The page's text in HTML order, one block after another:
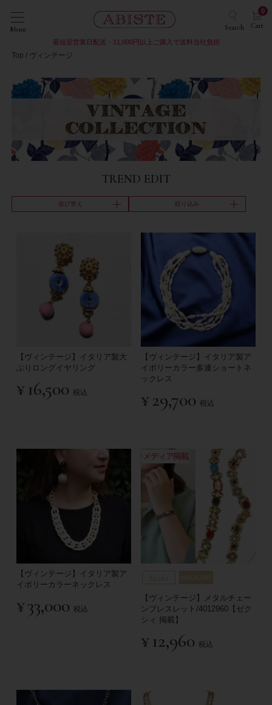
Menu Search Cart
0
最短翌営業日配送・11,000円以上ご購入で送料当社負担
Top ヴィンテージ
TREND EDIT
並び替え 絞り込み
【ヴィンテージ】イタリア製大
ぶりロングイヤリング
¥ 16,500 税込
【ヴィンテージ】イタリア製ア
イボリーカラー多連ショートネ
ックレス
¥29,700 税込
【ヴィンテージ】イタリア製ア
イボリーカラーネックレス
¥33,000 税込
メディア掲載
【ヴィンテージ】メタルチェー
ンブレスレット/4012960【ゼク
シィ 掲載】
¥ 12,960 税込